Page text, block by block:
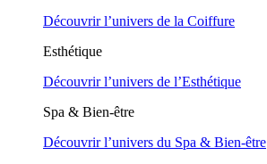
Découvrir l’univers de la Coiffure
Esthétique
Découvrir l’univers de l’Esthétique
Spa & Bien-être
Découvrir l’univers du Spa & Bien-être